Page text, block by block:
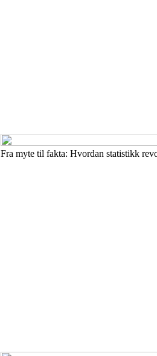
Fra myte til fakta: Hvordan statistikk